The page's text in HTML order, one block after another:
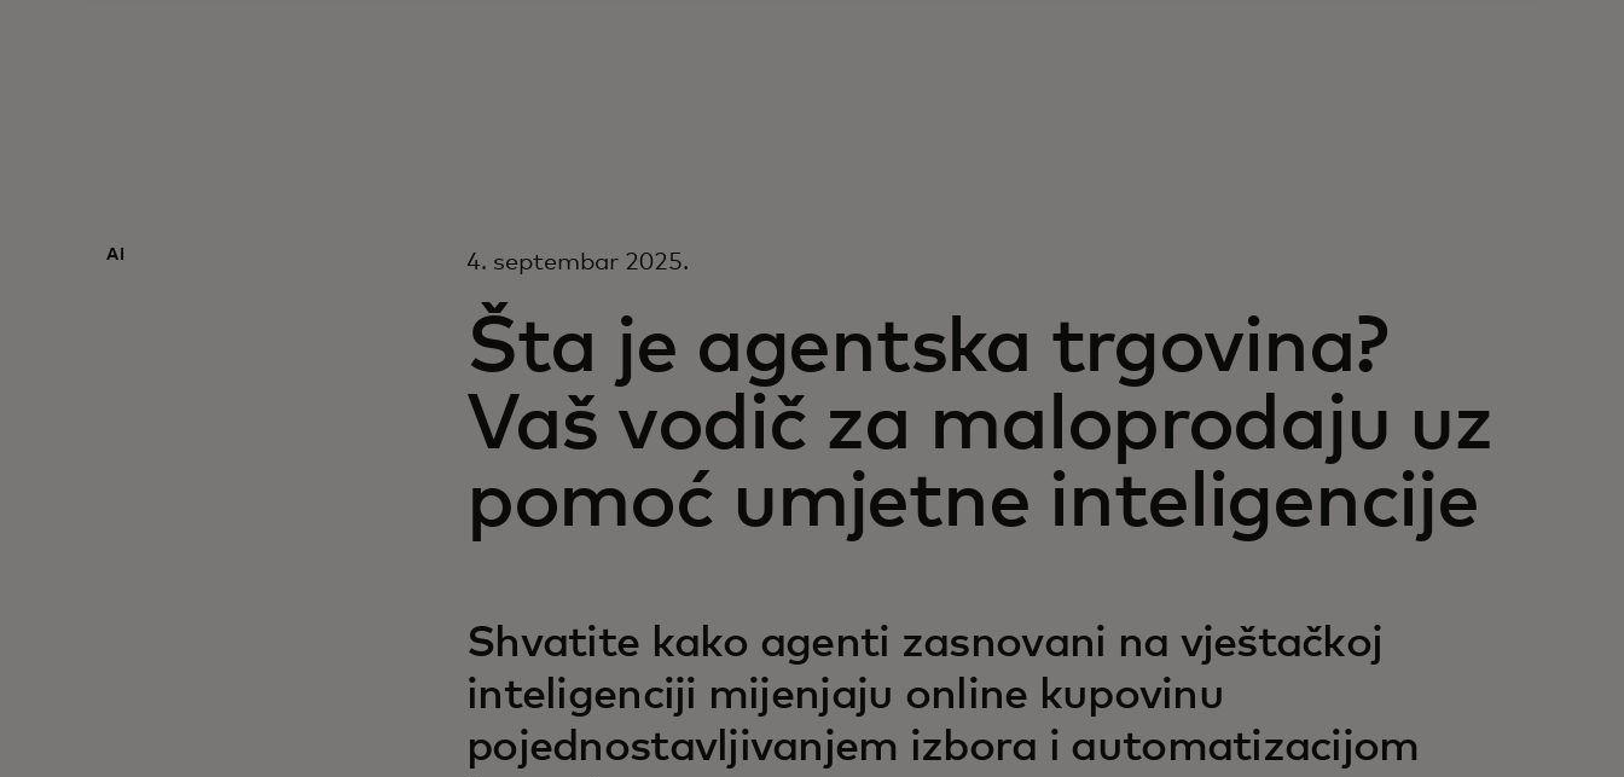
AI 4. septembar 2025.
Šta je agentska trgovina?
Vaš vodič za maloprodaju uz
pomoć umjetne inteligencije
Shvatite kako agenti zasnovani na vještačkoj
inteligenciji mijenjaju online kupovinu
pojednostavljivanjem izbora i automatizacijom